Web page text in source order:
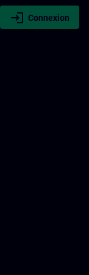
login Connexion